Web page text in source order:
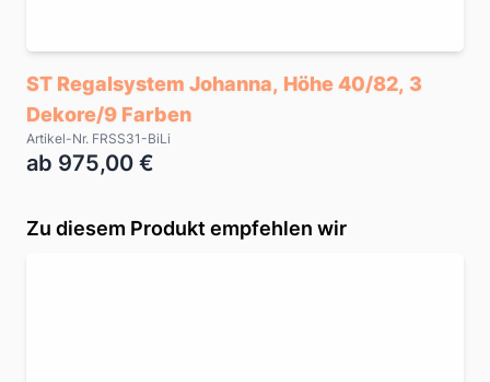
ST Regalsystem Johanna, Höhe 40/82, 3
Dekore/9 Farben
Artikel-Nr. FRSS31-BiLi
ab 975,00 €
Zu diesem Produkt empfehlen wir